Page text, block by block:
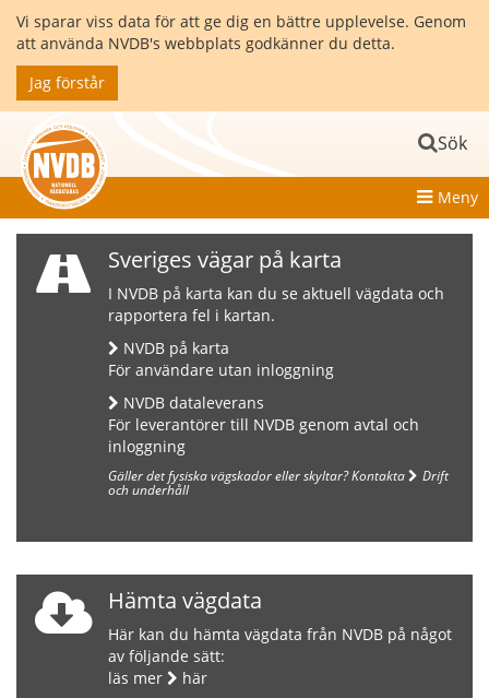
Vi sparar viss data för att ge dig en bättre upplevelse. Genom
att använda NVDB's webbplats godkänner du detta.
Jag förstår
Sök
Meny
Sveriges vägar på karta
I NVDB på karta kan du se aktuell vägdata och
rapportera fel i kartan.
NVDB på karta
För användare utan inloggning
NVDB dataleverans
För leverantörer till NVDB genom avtal och
inloggning
Gäller det fysiska vägskador eller skyltar? Kontakta Drift
och underhåll
Hämta vägdata
Här kan du hämta vägdata från NVDB på något
av följande sätt:
läs mer
här